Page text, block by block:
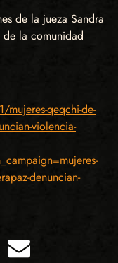
de la jueza Sandra
la comunidad
qeqchi-de-
violencia-
denuncian-
Correo